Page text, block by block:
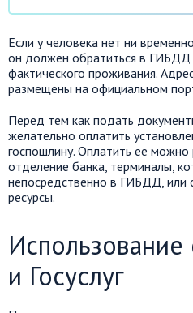
Если у человека нет ни
он должен обратиться в ГИБДД
фактического проживания.
размещены на официальном
Перед тем как подать
желательно оплатить
госпошлину. Оплатить ее
отделение банка, терминалы,
непосредственно в ГИБДД, или
ресурсы.
и Госуслуг